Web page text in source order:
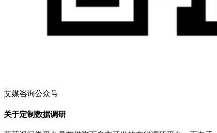
艾媒咨询公众号
关于定制数据调研